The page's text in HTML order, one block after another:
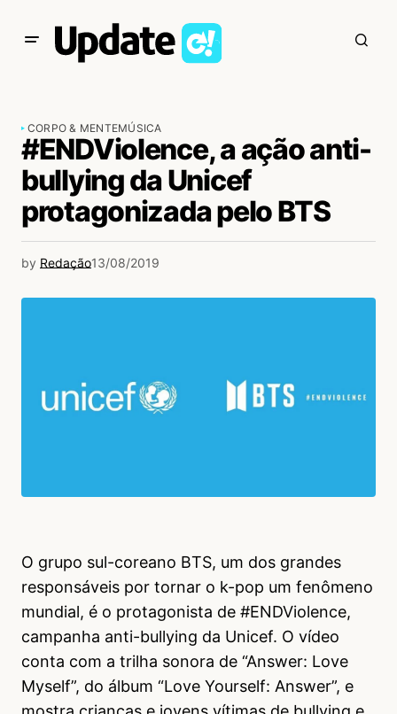
CORPO & MENTEMÚSICA
#ENDViolence, a ação anti-
bullying da Unicef
protagonizada pelo BTS
by Redação13/08/2019
O grupo sul-coreano BTS, um dos grandes
responsáveis por tornar o k-pop um fenômeno
mundial, é o protagonista de #ENDViolence,
campanha anti-bullying da Unicef. O vídeo
conta com a trilha sonora de “Answer: Love
Myself”, do álbum “Love Yourself: Answer”, e